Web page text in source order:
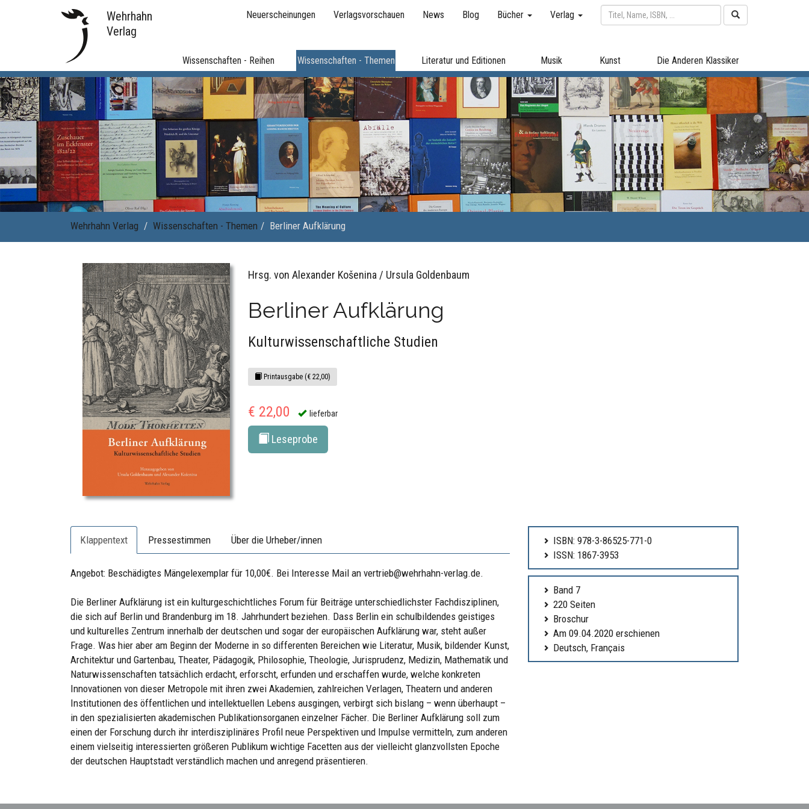
Wehrhahn
Verlag
Neuerscheinungen Verlagsvorschauen News Blog Bücher Verlag
Wissenschaften - Reihen Wissenschaften - Themen Literatur und Editionen Musik Kunst Die Anderen Klassiker
Wehrhahn Verlag Wissenschaften - Themen Berliner Aufklärung
Hrsg. von Alexander Košenina / Ursula Goldenbaum
Berliner Aufklärung
Kulturwissenschaftliche Studien
Printausgabe (€ 22,00)
€ 22,00 lieferbar
Leseprobe
Klappentext Pressestimmen Über die Urheber/innen
Angebot: Beschädigtes Mängelexemplar für 10,00€. Bei Interesse Mail an vertrieb@wehrhahn-verlag.de.
Die Berliner Aufklärung ist ein kulturgeschichtliches Forum für Beiträge unterschiedlichster Fachdisziplinen,
die sich auf Berlin und Brandenburg im 18. Jahrhundert beziehen. Dass Berlin ein schulbildendes geistiges
und kulturelles Zentrum innerhalb der deutschen und sogar der europäischen Aufklärung war, steht außer
Frage. Was hier aber am Beginn der Moderne in so differenten Bereichen wie Literatur, Musik, bildender Kunst,
Architektur und Gartenbau, Theater, Pädagogik, Philosophie, Theologie, Jurisprudenz, Medizin, Mathematik und
Naturwissenschaften tatsächlich erdacht, erforscht, erfunden und erschaffen wurde, welche konkreten
Innovationen von dieser Metropole mit ihren zwei Akademien, zahlreichen Verlagen, Theatern und anderen
Institutionen des öffentlichen und intellektuellen Lebens ausgingen, verbirgt sich bislang – wenn überhaupt –
in den spezialisierten akademischen Publikationsorganen einzelner Fächer. Die Berliner Aufklärung soll zum
einen der Forschung durch ihr interdisziplinäres Profil neue Perspektiven und Impulse vermitteln, zum anderen
einem vielseitig interessierten größeren Publikum wichtige Facetten aus der vielleicht glanzvollsten Epoche
der deutschen Hauptstadt verständlich machen und anregend präsentieren.
ISBN: 978-3-86525-771-0
ISSN: 1867-3953
Band 7
220 Seiten
Broschur
Am 09.04.2020 erschienen
Deutsch, Français